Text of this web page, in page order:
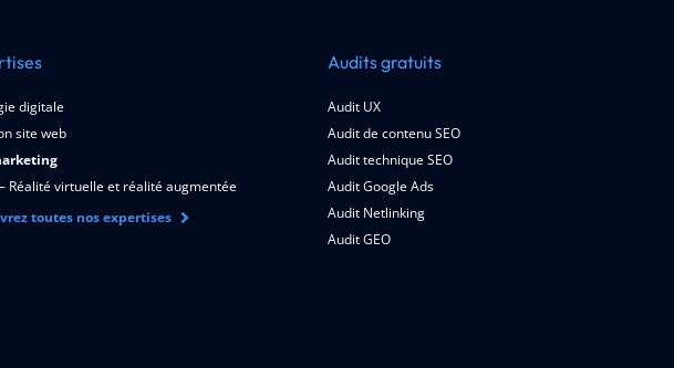
digitale
site web
– Réalité virtuelle et réalité augmentée
toutes nos expertises
Audits gratuits
Audit UX
Audit de contenu SEO
Audit technique SEO
Audit Google Ads
Audit Netlinking
Audit GEO